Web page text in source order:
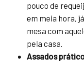
pouco de
em meia hora,
mesa com
pela casa.
Assados